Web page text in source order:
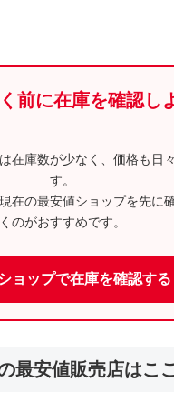
前に在庫を確認し
在庫数が少なく、価格も日
す。
在の最安値ショップを先に
くのがおすすめです。
ョップで在庫を確認する
最安値販売店はこ